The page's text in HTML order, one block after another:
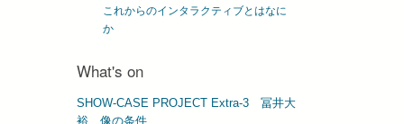
これからのインタラクティブとはなに
か
What's on
SHOW-CASE PROJECT Extra-3 冨井⼤
裕 像の条件